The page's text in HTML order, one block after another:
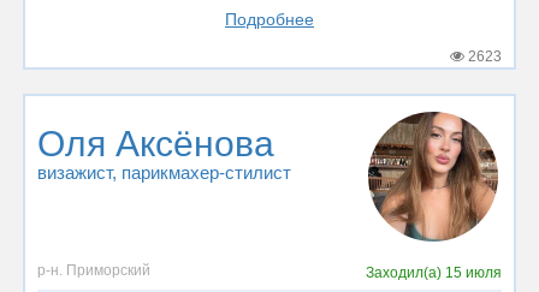
Подробнее
2623
Оля Аксёнова
визажист, парикмахер-стилист
р-н. Приморский Заходил(а) 15 июля